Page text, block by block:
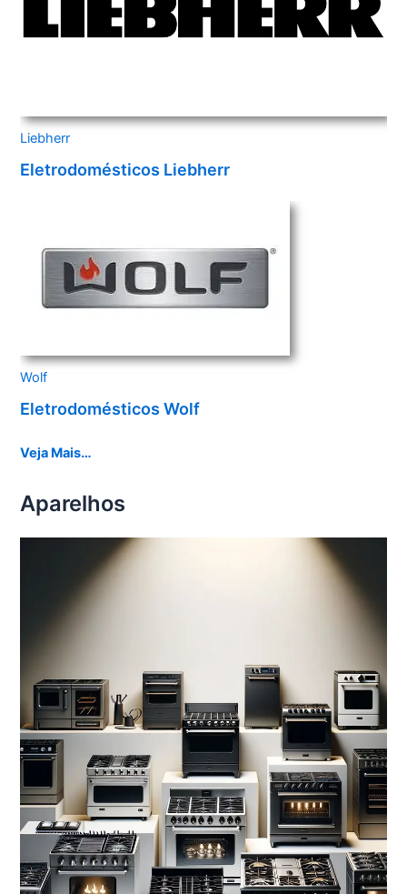
Liebherr
Eletrodomésticos Liebherr
Wolf
Eletrodomésticos Wolf
Veja Mais…
Aparelhos